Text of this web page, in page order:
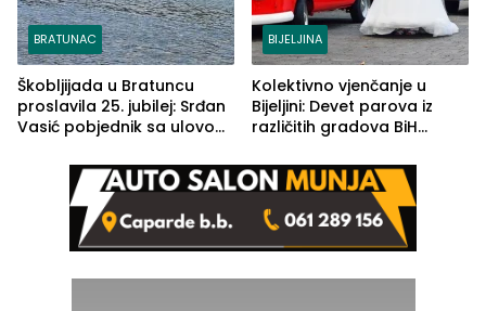
BRATUNAC
Škobljijada u Bratuncu
proslavila 25. jubilej: Srđan
Vasić pobjednik sa ulovom
BIJELJINA
Kolektivno vjenčanje u
Bijeljini: Devet parova iz
različitih gradova BiH